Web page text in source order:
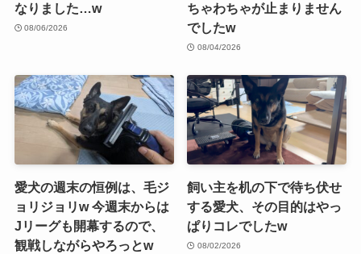
なりました…w
08/06/2026
ちゃわちゃが止まりません
でしたw
08/04/2026
愛犬の週末の恒例は、毛ジ
ョリジョリw 今週末からは
Jリーグも開幕するので、
観戦しながらやろっとw
飼い主を机の下で待ち伏せ
する愛犬、その目的はやっ
ぱりコレでしたw
08/02/2026